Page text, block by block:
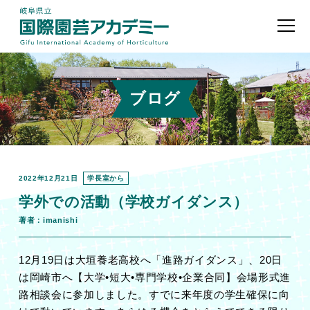
ブログ
2022年12月21日 学長室から
学外での活動（学校ガイダンス）
著者：imanishi
12月 19日は大垣養老高校へ「進路ガイダンス」、20日
は岡崎市へ【大学•短大•専門学校•企業合同】会場形式進
路相談会に参加しました。すでに来年度の学生確保に向